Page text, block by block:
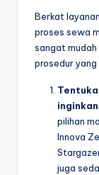
Berkat
proses sewa
sangat mudah
prosedur
inginkan
pilihan
Innova
juga